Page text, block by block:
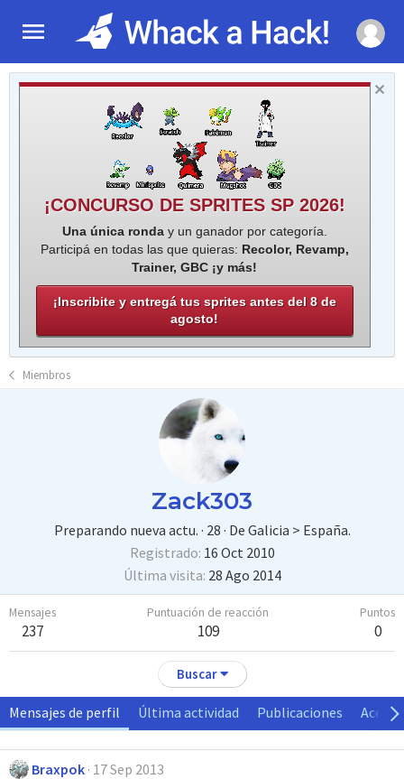
¡CONCURSO DE SPRITES SP 2026!
Una única ronday un ganador por categoría.
Participá en todas las que quieras: Recolor, Revamp,
Trainer, GBC ¡y más!
¡Inscribite y entregá tus sprites antes del 8 de
agosto!
Miembros
Zack303
Preparando nueva actu. · 28 · De Galicia > España.
Registrado 16 Oct 2010
Última visita 28 Ago 2014
Mensajes
237
Puntuación de reacción
109
Puntos
0
Buscar
Mensajes de perfil Última actividad Publicaciones Acerca
Braxpok 17 Sep 2013